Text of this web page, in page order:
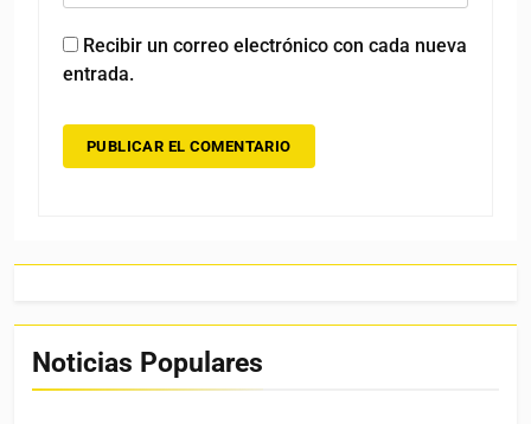
Recibir un correo electrónico con cada nueva
entrada.
Noticias Populares